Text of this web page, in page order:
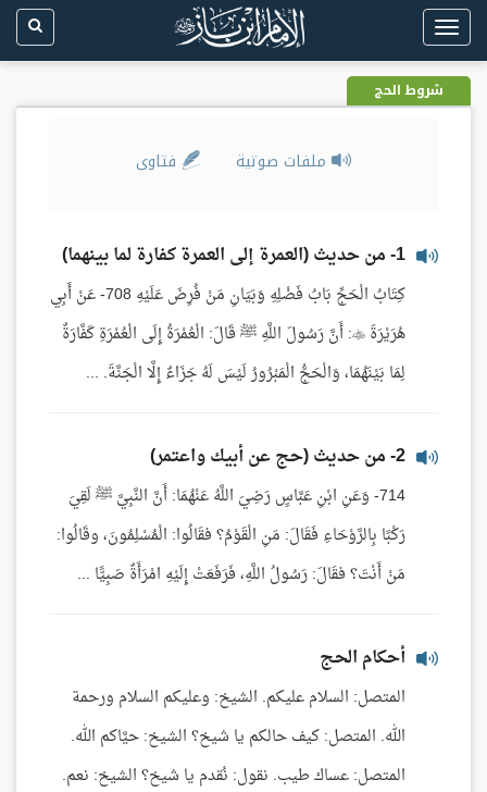
Toggle
navigation
شروط الحج
ملفات صوتية فتاوى
1- من حديث (العمرة إلى العمرة كفارة لما بينهما)
كِتَابُ الْحَجِّ بَابُ فَضْلِهِ وَبَيَانِ مَنْ فُرِضَ عَلَيْهِ 708- عَنْ أَبِي
هُرَيْرَةَ : أَنَّ رَسُولَ اللَّهِ ﷺ قَالَ: الْعُمْرَةُ إِلَى الْعُمْرَةِ كَفَّارَةٌ
لِمَا بَيْنَهُمَا، وَالْحَجُّ الْمَبْرُورُ لَيْسَ لَهُ جَزَاءٌ إِلَّا الْجَنَّةَ. ...
2- من حديث (حج عن أبيك واعتمر)
714- وَعَنِ ابْنِ عَبَّاسٍ رَضِيَ اللَّهُ عَنْهُمَا: أَنَّ النَّبِيَّ ﷺ لَقِيَ
رَكْبًا بِالرَّوْحَاءِ فَقَالَ: مَنِ الْقَوْمُ؟ فقَالُوا: الْمُسْلِمُونَ، وقَالُوا:
مَنْ أَنْتَ؟ فقَالَ: رَسُولُ اللَّهِ، فَرَفَعَتْ إِلَيْهِ امْرَأَةٌ صَبِيًّا ...
أحكام الحج
المتصل: السلام عليكم. الشيخ: وعليكم السلام ورحمة
الله. المتصل: كيف حالكم يا شيخ؟ الشيخ: حيَّاكم الله.
المتصل: عساك طيب. نقول: نُقدم يا شيخ؟ الشيخ: نعم.